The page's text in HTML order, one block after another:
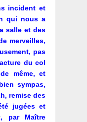
incident et
qui nous a
salle et des
merveilles,
pas
du col
même, et
sympas,
remise des
jugées et
par Maître